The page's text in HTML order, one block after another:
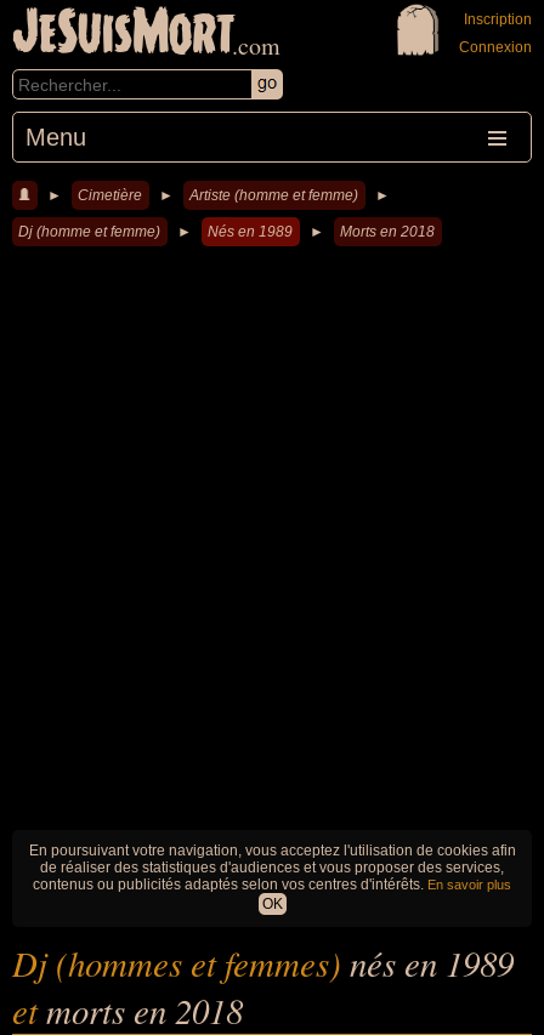
JeSuisMort.com
Menu
Inscription
Connexion
► Cimetière ► Artiste (homme et femme) ►
Dj (homme et femme) ► Nés en 1989 ► Morts en 2018
En poursuivant votre navigation, vous acceptez l'utilisation de cookies afin
de réaliser des statistiques d'audiences et vous proposer des services,
contenus ou publicités adaptés selon vos centres d'intérêts. En savoir plus
OK
Dj (hommes et femmes) nés en 1989
etmorts en 2018